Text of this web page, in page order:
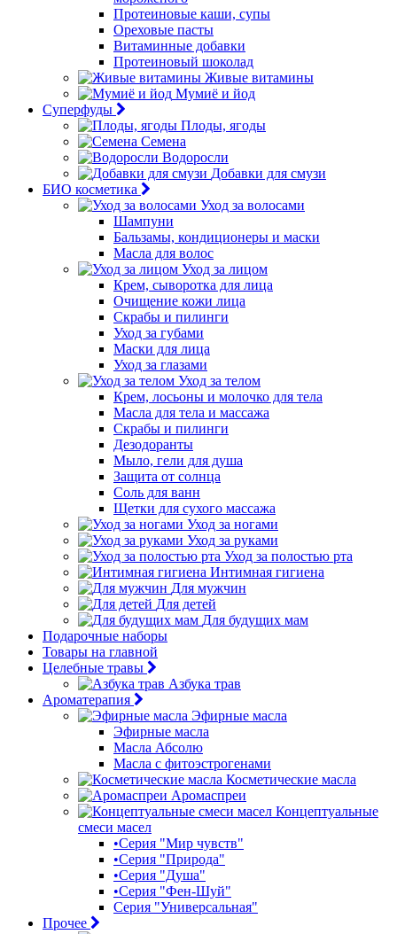
Протеиновые каши, супы
Ореховые пасты
Витаминные добавки
Протеиновый шоколад
Живые витамины
Мумиё и йод
Суперфуды
Плоды, ягоды
Семена
Водоросли
Добавки для смузи
БИО косметика
Уход за волосами
Шампуни
Бальзамы, кондиционеры и маски
Масла для волос
Уход за лицом
Крем, сыворотка для лица
Очищение кожи лица
Скрабы и пилинги
Уход за губами
Маски для лица
Уход за глазами
Уход за телом
Крем, лосьоны и молочко для тела
Масла для тела и массажа
Скрабы и пилинги
Дезодоранты
Мыло, гели для душа
Защита от солнца
Соль для ванн
Щетки для сухого массажа
Уход за ногами
Уход за руками
Уход за полостью рта
Интимная гигиена
Для мужчин
Для детей
Для будущих мам
Подарочные наборы
Товары на главной
Целебные травы
Азбука трав
Ароматерапия
Эфирные масла
Эфирные масла
Масла Абсолю
Масла с фитоэстрогенами
Косметические масла
Аромаспреи
Концептуальные
смеси масел
•Серия "Мир чувств"
•Серия "Природа"
•Серия "Душа"
•Серия "Фен-Шуй"
Серия "Универсальная"
Прочее